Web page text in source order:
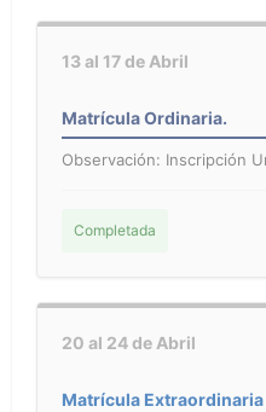
13 al 17 de Abril
Matrícula Ordinaria.
Observación: Inscripción
Completada
20 al 24 de Abril
Matrícula Extraordinaria